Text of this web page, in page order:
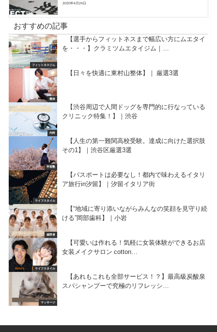
2020年4月24日
おすすめの記事
フィットネスジム
【選手からフィットネスまで幅広い方にムエタイ
を・・・】クラミツムエタイジム｜…
整体
【日々を快適に東村山整体】｜ 厳選3選
内科
【渋谷周辺で人間ドッグを専門的に行なっている
クリニック特集！】｜渋谷
学習塾
【人生の第一難関高校受験。達成に向けた選択肢
その1】｜渋谷区厳選3選
ライフスタイル
【パスポートは必要なし！都内で味わえるイタリ
ア旅行in汐留】｜汐留イタリア街
歯医者
【“地域に寄り添いながらみんなの笑顔を見守り続
ける”岡部歯科】｜小岩
ライフスタイル
【可愛いは作れる！気軽に女装体験ができるお店
女装メイクサロン cotton…
マッサージ
【あれもこれも全部サービス！？】最高級炭酸泉
スパシャンプーで究極のリフレッシ…